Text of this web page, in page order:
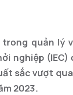
quản lý
nghiệp
sắc vượt
2023.